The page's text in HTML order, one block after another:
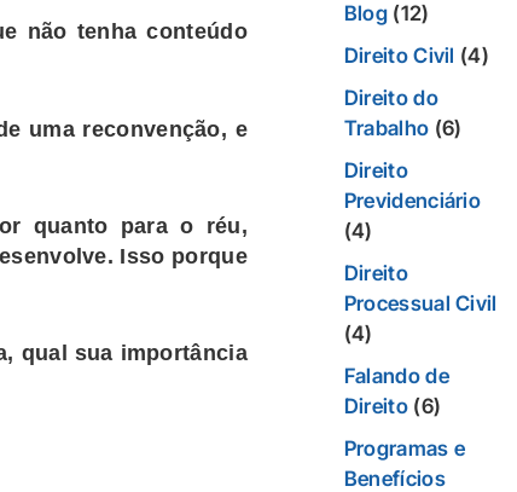
não tenha conteúdo
uma reconvenção, e
quanto para o réu,
Isso porque
, qual sua importância
Blog (12)
Direito Civil (4)
Direito do
Trabalho (6)
Direito
Previdenciário
(4)
Direito
Processual Civil
(4)
Falando de
Direito(6)
Programas e
Benefícios